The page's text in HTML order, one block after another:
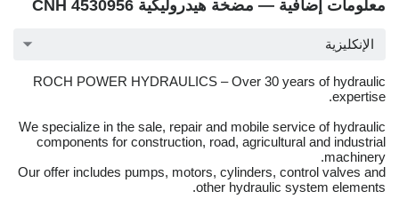
معلومات إضافية — مضخة هيدروليكية CNH 4530956
الإنكليزية
ROCH POWER HYDRAULICS – Over 30 years of hydraulic
expertise.
We specialize in the sale, repair and mobile service of hydraulic
components for construction, road, agricultural and industrial
machinery.
Our offer includes pumps, motors, cylinders, control valves and
other hydraulic system elements.